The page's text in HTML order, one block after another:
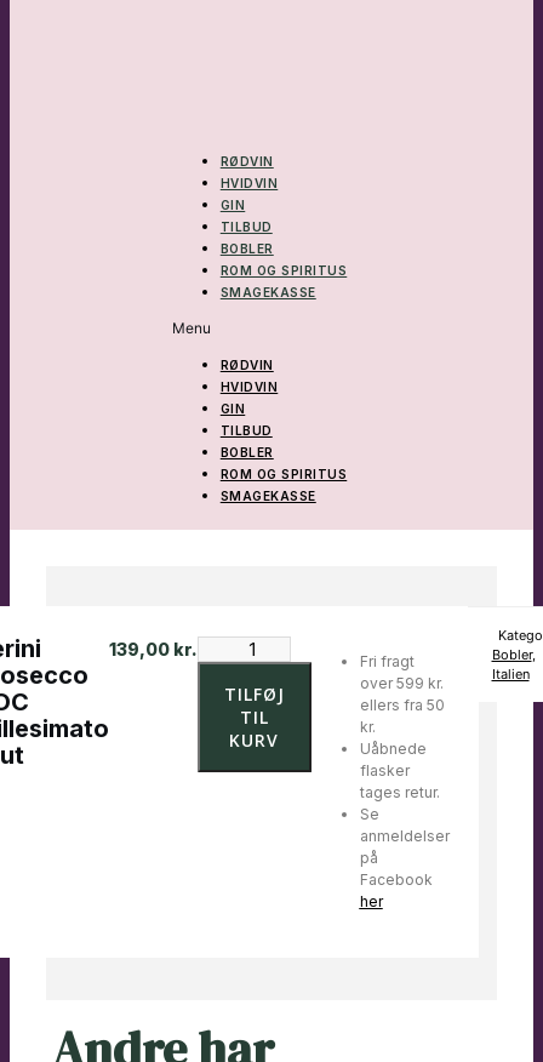
RØDVIN
HVIDVIN
GIN
TILBUD
BOBLER
ROM OG SPIRITUS
SMAGEKASSE
Menu
RØDVIN
HVIDVIN
GIN
TILBUD
BOBLER
ROM OG SPIRITUS
SMAGEKASSE
139,00 kr.
Prosecco
DOC
Millesimato
TILFØJ
TIL
KURV
Fri fragt
over 599 kr.
ellers fra 50
kr.
Uåbnede
flasker
tages retur.
Se
anmeldelser
på
Facebook
her
Bobler,
Italien
Andre har